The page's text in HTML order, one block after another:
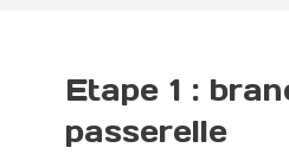
Etape 1 :
passerelle